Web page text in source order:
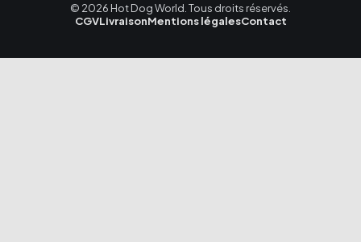
© 2026 Hot Dog World. Tous droits réservés.
CGVLivraisonMentions légalesContact